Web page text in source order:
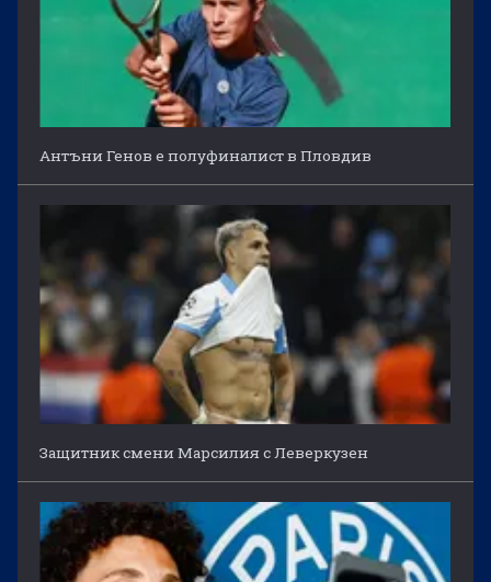
Антъни Генов е полуфиналист в Пловдив
Защитник смени Марсилия с Леверкузен